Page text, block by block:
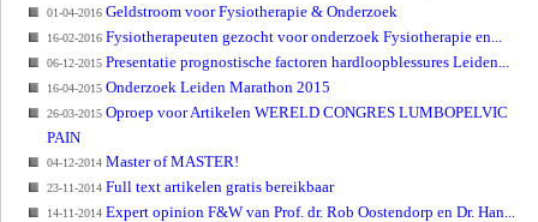
01-04-2016 Geldstroom voor Fysiotherapie & Onderzoek
16-02-2016 Fysiotherapeuten gezocht voor onderzoek Fysiotherapie en...
06-12-2015 Presentatie prognostische factoren hardloopblessures Leiden...
16-04-2015 Onderzoek Leiden Marathon 2015
26-03-2015 Oproep voor Artikelen WERELD CONGRES LUMBOPELVIC
PAIN
04-12-2014 Master of MASTER!
23-11-2014 Full text artikelen gratis bereikbaar
14-11-2014 Expert opinion F&W van Prof. dr. Rob Oostendorp en Dr. Han...